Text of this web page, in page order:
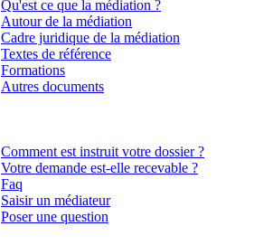
Qu'est ce que la médiation ?
Autour de la médiation
Cadre juridique de la médiation
Textes de référence
Formations
Autres documents
Comment est instruit votre dossier ?
Votre demande est-elle recevable ?
Faq
Saisir un médiateur
Poser une question